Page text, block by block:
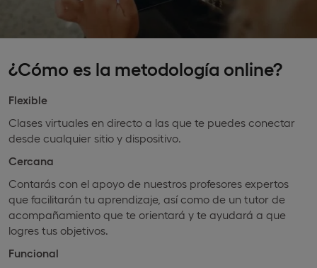
¿Cómo es la metodología online?
Flexible
Clases virtuales en directo a las que te puedes conectar
desde cualquier sitio y dispositivo.
Cercana
Contarás con el apoyo de nuestros profesores expertos
que facilitarán tu aprendizaje, así como de un tutor de
acompañamiento que te orientará y te ayudará a que
logres tus objetivos.
Funcional